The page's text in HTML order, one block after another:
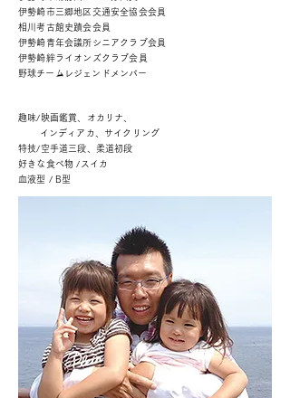
伊勢崎市三郷地区交通安全協会会員
相川考古館史蹟会会員
伊勢崎青年会議所シニアクラブ会員
伊勢崎絆ライオンズクラブ会員
​野球チームレジェンドメンバー
趣味/映画鑑賞、オカリナ、
インディアカ、 サイクリング
特技/空手道三段、柔道初段
好きな食べ物 /スイカ
血液型 / B型